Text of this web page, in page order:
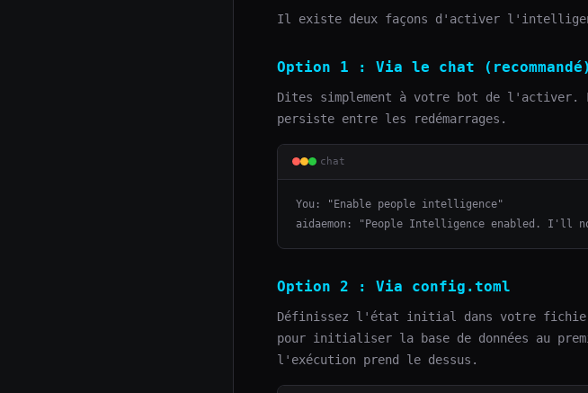
Il existe deux façons d'activer
Option 1 : Via le chat (recommandé)
Dites simplement à votre bot de l'activer.
persiste entre les redémarrages.
chat
You: "Enable people intelligence"
aidaemon: "People Intelligence enabled. I'll
Option 2 : Via config.toml
Définissez l'état initial dans votre
pour initialiser la base de données au
l'exécution prend le dessus.